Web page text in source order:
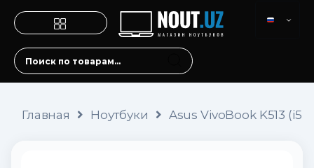
Главная Ноутбуки Asus VivoBook K513 (i5-